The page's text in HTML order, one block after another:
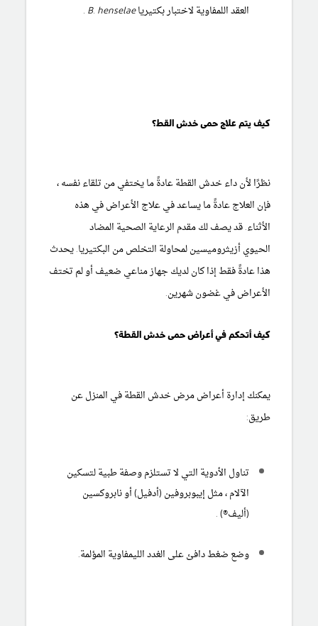
العقد اللمفاوية لاختبار بكتيرياB. henselae .
كيف يتم علاج حمى خدش القط؟
نظرًا لأن داء خدش القطة عادةً ما يختفي من تلقاء نفسه ،
فإن العلاج عادةً ما يساعد في علاج الأعراض في هذه
الأثناء. قد يصف لك مقدم الرعاية الصحية المضاد
الحيويأزيثروميسينلمحاولة التخلص من البكتيريا. يحدث
هذا عادةً فقط إذا كان لديك جهاز مناعي ضعيف أو لم تختف
الأعراض في غضون شهرين.
كيف أتحكم في أعراض حمى خدش القطة؟
يمكنك إدارة أعراض مرض خدش القطة في المنزل عن
طريق:
تناول الأدوية التي لا تستلزم وصفة طبية لتسكين
الآلام ، مثلإيبوبروفين (أدفيل)أونابروكسين
(أليف®).
وضع ضغط دافئ على الغدد الليمفاوية المؤلمة.